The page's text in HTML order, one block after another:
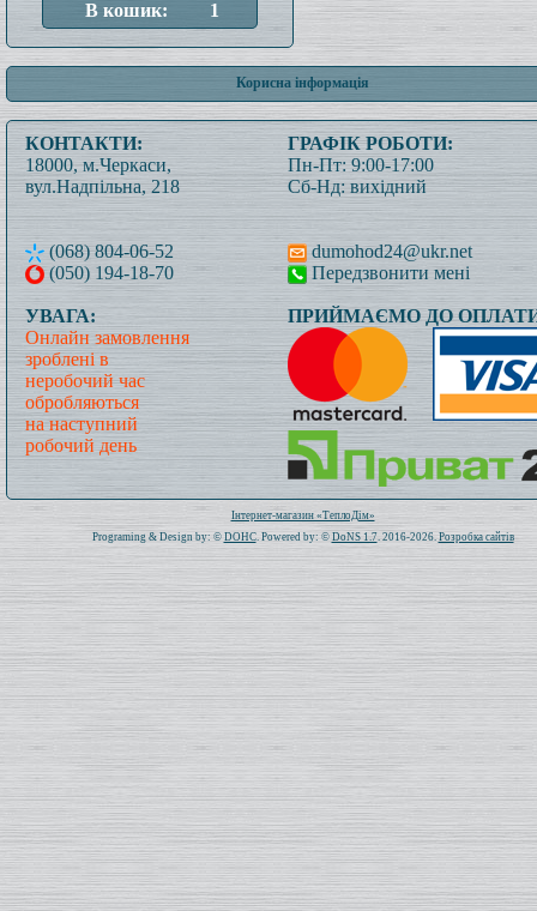
Корисна інформація
КОНТАКТИ:
18000, м.Черкаси,
вул.Надпільна, 218
(068) 804-06-52
(050) 194-18-70
ГРАФІК РОБОТИ:
Пн-Пт: 9:00-17:00
Сб-Нд: вихідний
dumohod24@ukr.net
Передзвонити мені
УВАГА:
Онлайн замовлення
зроблені в
неробочий час
обробляються
на наступний
робочий день
ПРИЙМАЄМО ДО
Всього: 1021105 Сьогодні: 215
Інтернет-магазин «ТеплоДім»
Programing & Design by: © DOHC. Powered by: © DoNS 1.7. 2016-2026. Розробка сайтів